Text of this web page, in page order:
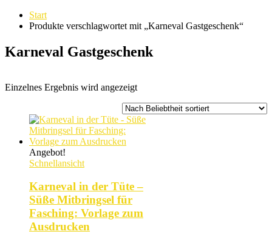
Start
Produkte verschlagwortet mit „Karneval Gastgeschenk“
Karneval Gastgeschenk
Einzelnes Ergebnis wird angezeigt
Angebot!
Schnellansicht
Karneval in der Tüte –
Süße Mitbringsel für
Fasching: Vorlage zum
Ausdrucken